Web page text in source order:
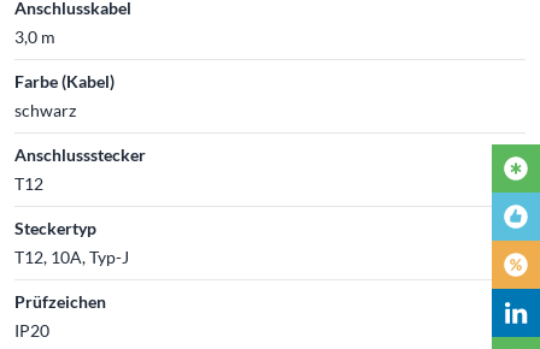
Anschlusskabel
3,0 m
Farbe (Kabel)
schwarz
Anschlussstecker
T12
Steckertyp
T12, 10A, Typ-J
Prüfzeichen
IP20